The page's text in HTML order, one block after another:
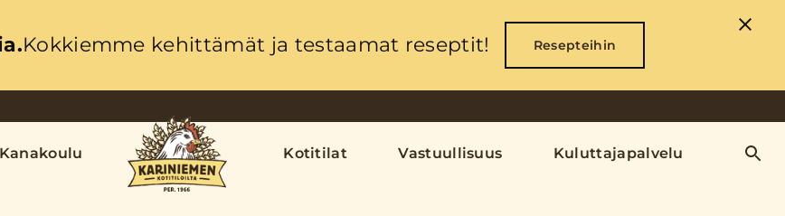
Kokkiemme kehittämät ja testaamat reseptit! Resepteihin
Kanakoulu Kotitilat Vastuullisuus Kuluttajapalvelu